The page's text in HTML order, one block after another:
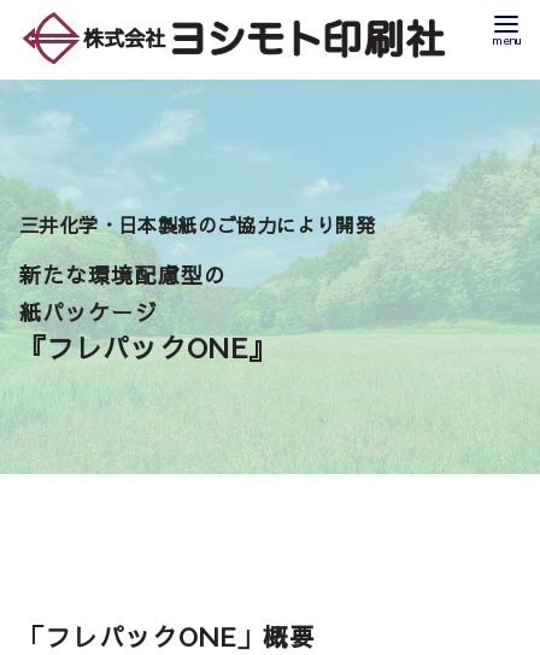
三井化学・日本製紙のご協力により開発
新たな環境配慮型の
紙パッケージ
『フレパックONE』
「フレパックONE」概要